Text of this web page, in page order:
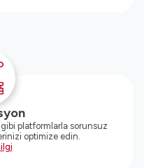
platformlarla sorunsuz
optimize edin.